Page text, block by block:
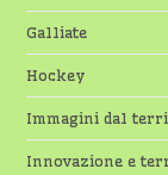
Galliate
Hockey
Immagini dal
Innovazione e